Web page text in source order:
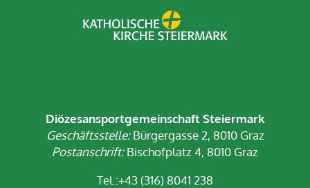
Diözesansportgemeinschaft Steiermark
Geschäftsstelle:Bürgergasse 2, 8010 Graz
Postanschrift:Bischofplatz 4, 8010 Graz
Tel.:+43 (316) 8041 238